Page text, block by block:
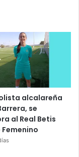
alcalareña
se
al Real Betis